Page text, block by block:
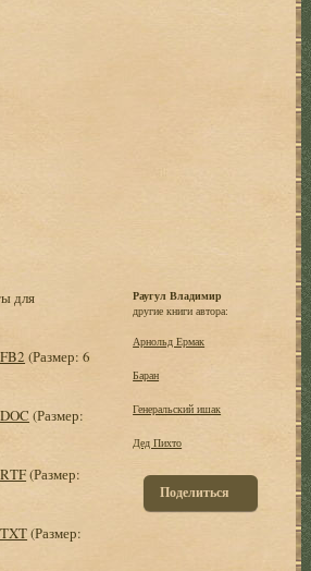
для
(Размер: 6
(Размер:
(Размер:
(Размер:
Раугул Владимир
другие книги автора:
Арнольд Ермак
Баран
Генеральский ишак
Дед Пихто
Поделиться